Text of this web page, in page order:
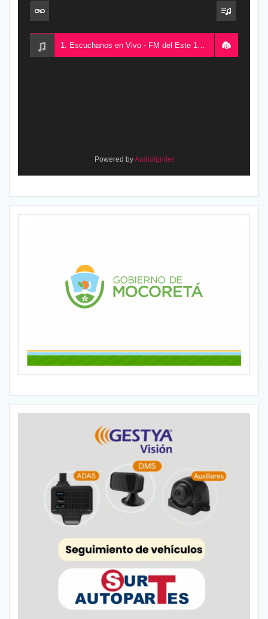
1. Escuchanos en Vivo - FM del Este 100.5, desde Chajarí, Entre Ríos, Argentina
Powered byAudioIgniter